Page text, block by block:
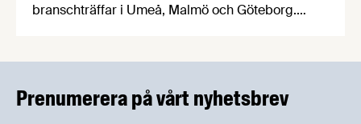
branschträffar i Umeå, Malmö och Göteborg.
kan träffa branschkollegor och utbyta
Prenumerera på vårt nyhetsbrev